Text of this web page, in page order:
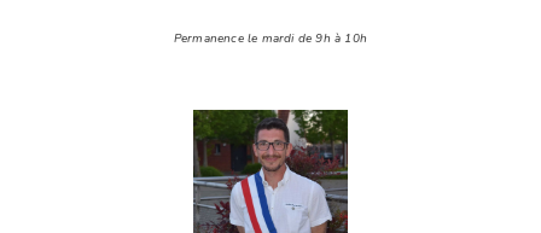
Permanence le mardi de 9h à 10h